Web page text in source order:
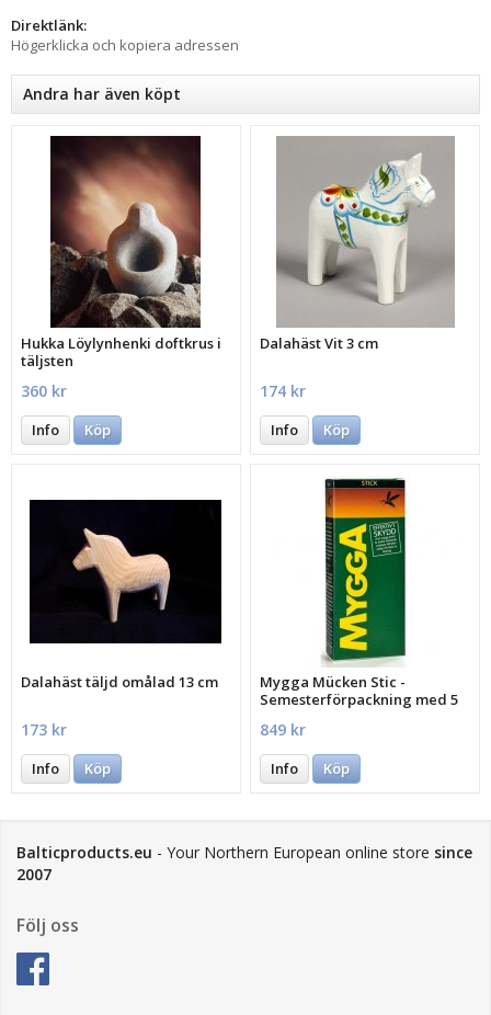
Direktlänk:
Högerklicka och kopiera adressen
Andra har även köpt
Hukka Löylynhenki doftkrus i
täljsten
360 kr
Info Köp
Dalahäst Vit 3 cm
174 kr
Info Köp
Dalahäst täljd omålad 13 cm
173 kr
Info Köp
Mygga Mücken Stic -
Semesterförpackning med 5
849 kr
Info Köp
Balticproducts.eu - Your Northern European online store since
2007
Följ oss